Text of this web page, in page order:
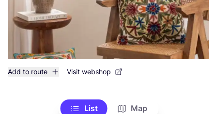
Add to route Visit webshop
List Map